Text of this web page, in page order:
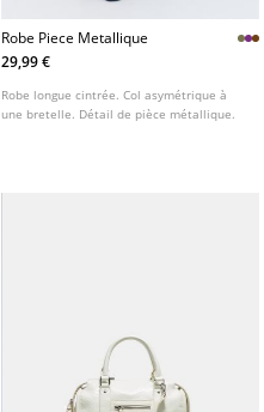
Robe Piece Metallique
29,99 €
Robe longue cintrée. Col asymétrique à
une bretelle. Détail de pièce métallique.